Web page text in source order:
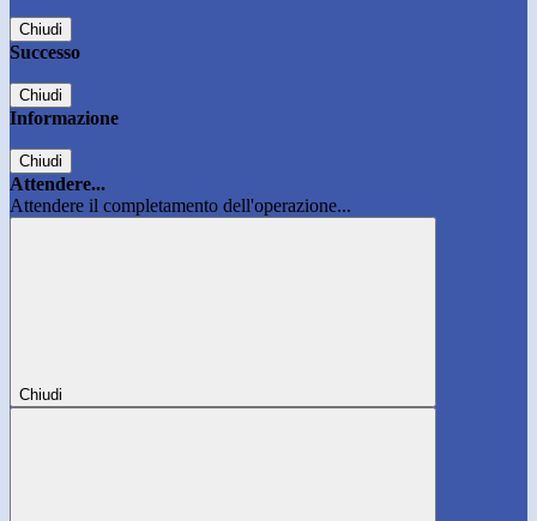
Chiudi
Successo
Chiudi
Informazione
Chiudi
Attendere...
Attendere il completamento dell'operazione...
Chiudi